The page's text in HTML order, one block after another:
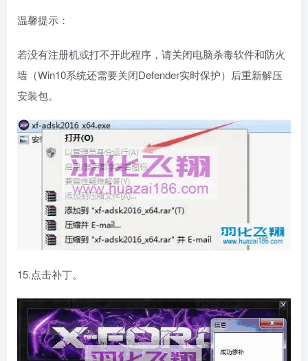
温馨提示：
若没有注册机或打不开此程序，请关闭电脑杀毒软件和防火
墙（Win10系统还需要关闭Defender实时保护）后重新解压
安装包。
15.点击补丁。